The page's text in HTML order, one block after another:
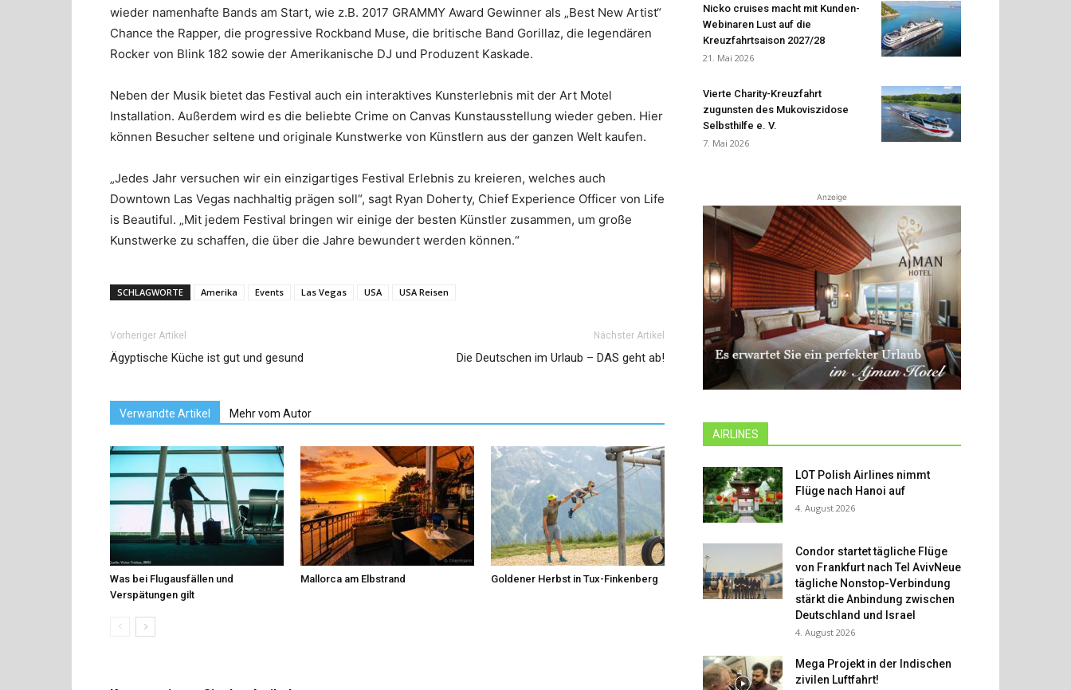
wieder namenhafte Bands am Start, wie z.B. 2017 GRAMMY Award Gewinner als „Best New Artist“
Chance the Rapper, die progressive Rockband Muse, die britische Band Gorillaz, die legendären
Rocker von Blink 182 sowie der Amerikanische DJ und Produzent Kaskade.
Neben der Musik bietet das Festival auch ein interaktives Kunsterlebnis mit der Art Motel
Installation. Außerdem wird es die beliebte Crime on Canvas Kunstausstellung wieder geben. Hier
können Besucher seltene und originale Kunstwerke von Künstlern aus der ganzen Welt kaufen.
„Jedes Jahr versuchen wir ein einzigartiges Festival Erlebnis zu kreieren, welches auch
Downtown Las Vegas nachhaltig prägen soll“, sagt Ryan Doherty, Chief Experience Officer von Life
is Beautiful. „Mit jedem Festival bringen wir einige der besten Künstler zusammen, um große
Kunstwerke zu schaffen, die über die Jahre bewundert werden können.“
SCHLAGWORTE Amerika Events Las Vegas USA USA Reisen
Vorheriger Artikel
Ägyptische Küche ist gut und gesund
Nächster Artikel
Die Deutschen im Urlaub – DAS geht ab!
Verwandte Artikel Mehr vom Autor
Was bei Flugausfällen und
Verspätungen gilt
Mallorca am Elbstrand Goldener Herbst in Tux-Finkenberg
Nicko cruises macht mit Kunden-
Webinaren Lust auf die
Kreuzfahrtsaison 2027/28
21. Mai 2026
Vierte Charity-Kreuzfahrt
zugunsten des Mukoviszidose
Selbsthilfe e. V.
7. Mai 2026
Anzeige
AIRLINES
LOT Polish Airlines nimmt
Flüge nach Hanoi auf
4. August 2026
Condor startet tägliche Flüge
von Frankfurt nach Tel AvivNeue
tägliche Nonstop-Verbindung
stärkt die Anbindung zwischen
Deutschland und Israel
4. August 2026
Mega Projekt in der Indischen
zivilen Luftfahrt!